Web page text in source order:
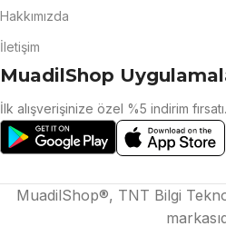
Hakkımızda
İletişim
MuadilShop
İlk alışverişinize özel %5 indirim fırsatı.
MuadilShop®, TNT Bilgi